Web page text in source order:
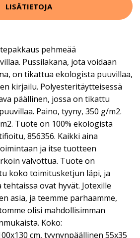
LISÄTIETOJA
pehmeää
Pussilakana, jota voidaan
on tikattua ekologista puuvillaa,
kirjailu. Polyesteritäytteisessä
päällinen, jossa on tikattu
Paino, tyyny, 350 g/m2.
Tuote on 100% ekologista
856356. Kaikki aina
ja itse tuotteen
valvottua. Tuote on
koko toimitusketjun läpi, ja
ovat hyvät. Jotexille
asia, ja teemme parhaamme,
olisi mahdollisimman
Koko:
cm, tyynynpäällinen 55x35